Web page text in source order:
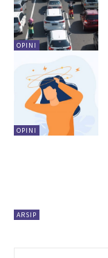
OPINI
OPINI
ARSIP